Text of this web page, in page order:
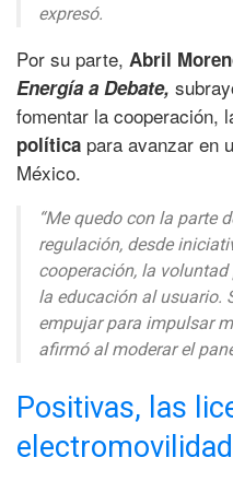
expresó.
Por su parte, Abril
Energía a Debate,
fomentar la cooperación,
política para avanzar en
México.
“Me quedo con la parte
regulación, desde
cooperación, la
la educación al usuario.
empujar para impulsar
afirmó al moderar el
Positivas, las